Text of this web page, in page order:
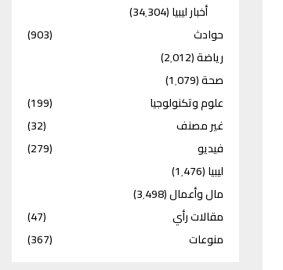
أخبار ليبيا(34٬304)
حوادث
(903)
رياضة(2٬012)
صحة(1٬079)
علوم وتكنولوجيا
(199)
غير مصنف
(32)
فيديو
(279)
ليبيا(1٬476)
مال وأعمال(3٬498)
مقالات رأي
(47)
منوعات
(367)